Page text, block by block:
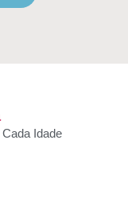
Idade